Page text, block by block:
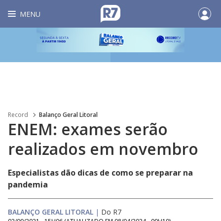
MENU
Record Balanço Geral Litoral
ENEM: exames serão
realizados em novembro
Especialistas dão dicas de como se preparar na
pandemia
BALANÇO GERAL LITORAL | Do R7